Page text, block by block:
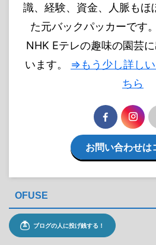
識、経験、資金、人脈もほ
た元バックパッカーです
NHK Eテレの趣味の園芸
います。 ⇒もう少し詳し
ちら
お問い合わせは
OFUSE